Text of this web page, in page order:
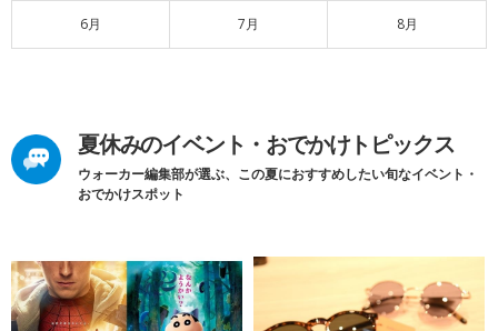
6月 7月 8月
夏休みのイベント・おでかけトピックス
ウォーカー編集部が選ぶ、この夏におすすめしたい旬なイベント・
おでかけスポット